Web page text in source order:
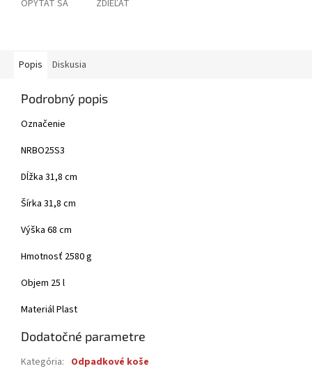
OPÝTAŤ SA ZDIEĽAŤ
Popis Diskusia
Podrobný popis
Označenie
NRBO25S3
Dĺžka 31,8 cm
Šírka 31,8 cm
Výška 68 cm
Hmotnosť 2580 g
Objem 25 l
Materiál Plast
Dodatočné parametre
Kategória: Odpadkové koše